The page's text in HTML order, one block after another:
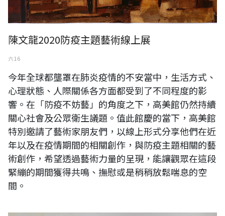
陳文龍2020防疫主題藝術線上展
六 16
今年全球都壟罩在肺炎疫情的不安當中，生活方式、
心理狀態、人際關係各方面都受到了不同程度的影
響。在「防疫不妨藝」的角度之下，高美館仍然持續
關心社會及公眾衛生議題。值此館慶的當下，高美館
特別邀請了藝術家朋友們，以線上形式分享他們在近
年以及在疫情期間的相關創作，與防疫主題相關的藝
術創作，希望透過藝術力量的呈現，能讓觀眾在這段
緊繃的期間獲得共鳴、撫慰或是稍稍放鬆喘息的空
間。